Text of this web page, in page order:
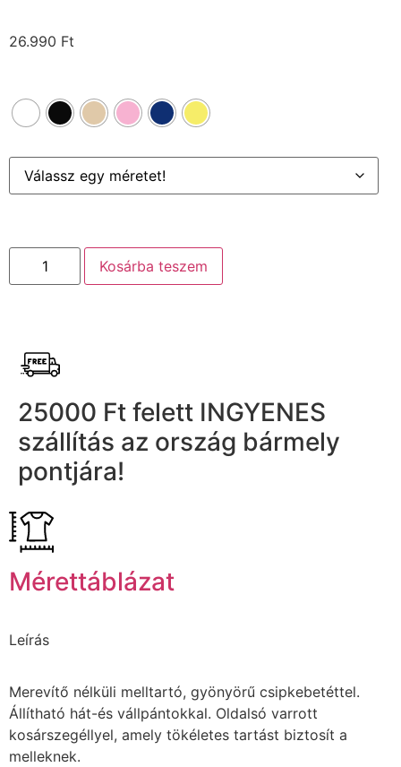
26.990 Ft
Kosárba teszem
25000 Ft felett INGYENES
szállítás az ország bármely
pontjára!
Mérettáblázat
Leírás
Merevítő nélküli melltartó, gyönyörű csipkebetéttel.
Állítható hát-és vállpántokkal. Oldalsó varrott
kosárszegéllyel, amely tökéletes tartást biztosít a
melleknek.